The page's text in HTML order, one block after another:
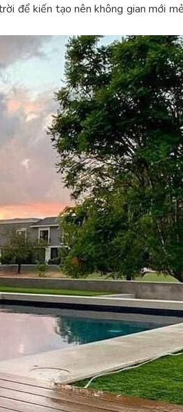
để kiến tạo nên không gian mới